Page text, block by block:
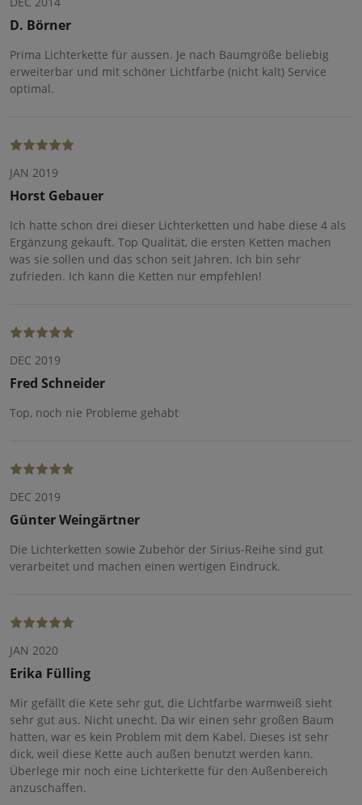
D. Börner
Prima Lichterkette für aussen. Je nach Baumgröße beliebig
erweiterbar und mit schöner Lichtfarbe (nicht kalt) Service
optimal.
JAN 2019
Horst Gebauer
Ich hatte schon drei dieser Lichterketten und habe diese 4 als
Ergänzung gekauft. Top Qualität, die ersten Ketten machen
was sie sollen und das schon seit Jahren. Ich bin sehr
zufrieden. Ich kann die Ketten nur empfehlen!
DEC 2019
Fred Schneider
Top, noch nie Probleme gehabt
DEC 2019
Günter Weingärtner
Die Lichterketten sowie Zubehör der Sirius-Reihe sind gut
verarbeitet und machen einen wertigen Eindruck.
JAN 2020
Erika Fülling
Mir gefällt die Kete sehr gut, die Lichtfarbe warmweiß sieht
sehr gut aus. Nicht unecht. Da wir einen sehr großen Baum
hatten, war es kein Problem mit dem Kabel. Dieses ist sehr
dick, weil diese Kette auch außen benutzt werden kann.
Überlege mir noch eine Lichterkette für den Außenbereich
anzuschaffen.